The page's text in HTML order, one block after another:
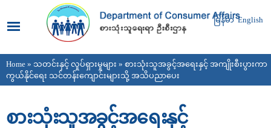
main
content
မြန်မာ English
You are here
Home » သတင်းနှင့် လှုပ်ရှားမှုများ » စားသုံးသူအခွင့်အရေးနှင့် အကျိုးစီးပွားကာ
ကွယ်နိုင်ရေး သင်တန်းကျောင်းများသို့ အသိပညာပေး
စားသုံးသူအခွင့်အရေးနှင့်